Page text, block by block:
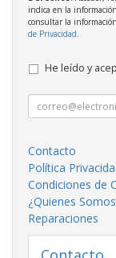
indica en la
consultar la
de Privacidad.
He leído y
Contacto
Política
Condiciones de
¿Quienes
Reparaciones